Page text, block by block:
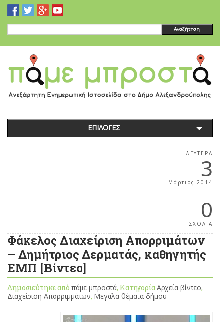
Αναζήτηση
ΕΠΙΛΟΓΕΣ
ΔΕΥΤΈΡΑ
3
Μάρτιος 2014
0
ΣΧΟΛΙΑ
Φάκελος Διαχείριση Απορριμάτων
– Δημήτριος Δερματάς, καθηγητής
ΕΜΠ [Βίντεο]
Δημοσιεύτηκε από πάμε μπροστά, ΚατηγορίαΑρχεία βίντεο,
Διαχείριση Απορριμμάτων, Μεγάλα θέματα δήμου